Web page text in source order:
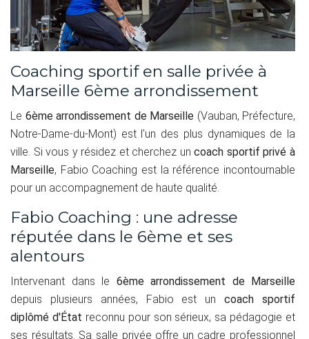
Coaching sportif en salle privée à
Marseille 6ème arrondissement
Le 6ème arrondissement de Marseille (Vauban, Préfecture,
Notre-Dame-du-Mont) est l'un des plus dynamiques de la
ville. Si vous y résidez et cherchez uncoach sportif privé à
Marseille, Fabio Coaching est la référence incontournable
pour un accompagnement de haute qualité.
Fabio Coaching : une adresse
réputée dans le 6ème et ses
alentours
Intervenant dans le 6ème arrondissement de Marseille
depuis plusieurs années, Fabio est uncoach sportif
diplômé d'État reconnu pour son sérieux, sa pédagogie et
ses résultats. Sa salle privée offre un cadre professionnel